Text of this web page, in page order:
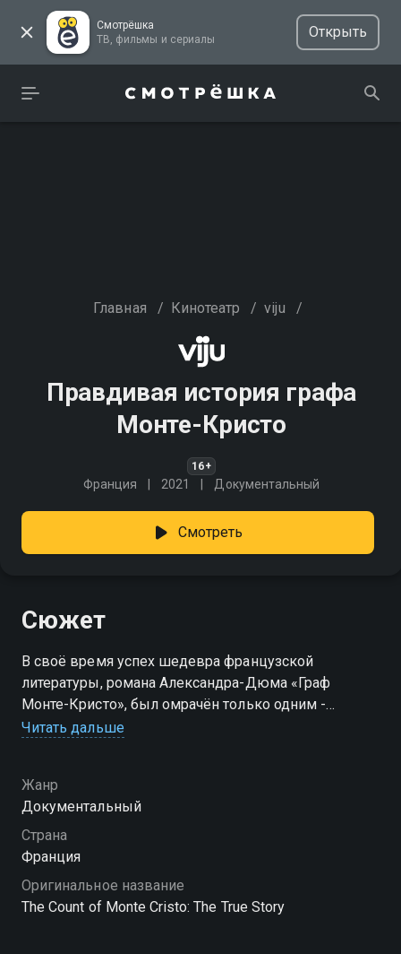
Смотрёшка
ТВ, фильмы и сериалы
Открыть
Главная / Кинотеатр / viju /
Правдивая история графа
Монте-Кристо
16+
Франция 2021 Документальный
Смотреть
Сюжет
В своё время успех шедевра французской
литературы, романа Александра-Дюма «Граф
Монте-Кристо», был омрачён только одним -
многочисленными спорами по поводу того, был ли
столь жуткий сюжет? И был ли прототип у героя
Эдмона Дантеса? Вместе с лучшими мировыми
экспертами создатели фильма «Правдивая история
графа Монте-Кристо» отделят вымысел от фактов и
расскажут нам правду.
Читать дальше
Жанр
Документальный
Страна
Франция
Оригинальное название
The Count of Monte Cristo: The True Story